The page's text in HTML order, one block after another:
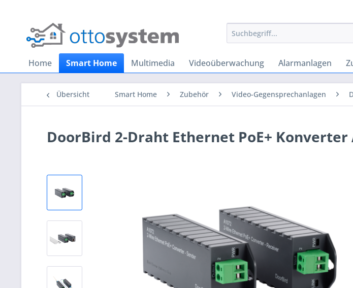
Home Smart Home Multimedia Videoüberwachung Alarmanlagen
Übersicht Smart Home Zubehör Video-Gegensprechanlagen
DoorBird 2-Draht Ethernet PoE+ Konverter